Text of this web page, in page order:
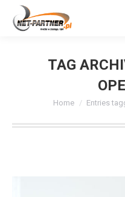
TAG
You are here:
Home Entries